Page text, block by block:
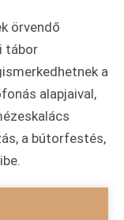
örvendő
tábor
a
alapjaival,
a bútorfestés,